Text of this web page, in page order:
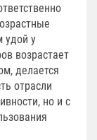
удой у
возрастает
делается
отрасли
но и с